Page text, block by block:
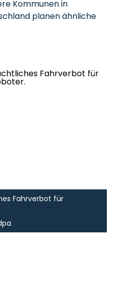
Kommunen in
planen ähnliche
Fahrverbot für